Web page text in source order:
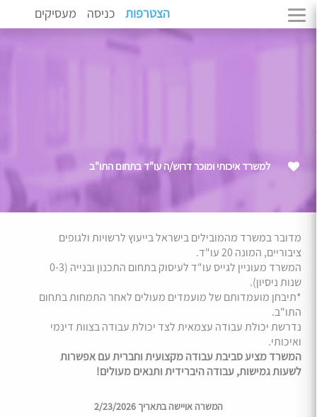
הצטרפות כניסה מעסיקים
למשרד איכותי ומוכר דרוש/ה עו"ד בתחום התו"ב
מדובר במשרד מהמובילים בישראל בייעוץ לרשויות ולגופים
ציבוריים, המונה 20 עו"ד.
המשרד מעוניין לגייס עו"ד לעיסוק בתחום התכנון ובנייה (0-3
שנות ניסיון).
*תיבחן מועמדותם של מועמדים מעולים לאחר התמחות בתחום
התו"ב.
נדרשת יכולת עבודה עצמאית לצד יכולת עבודה בצוות דינמי
ואיכותי.
המשרד מציע סביבת עבודה מקצועית וחברית עם אפשרות
לשעות גמישות, עבודה היברידית ותנאים מעולים!
המשרה אויישה בתאריך 2/23/2026